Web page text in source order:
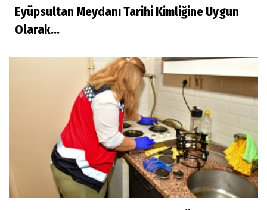
Eyüpsultan Meydanı Tarihi Kimliğine Uygun
Olarak...